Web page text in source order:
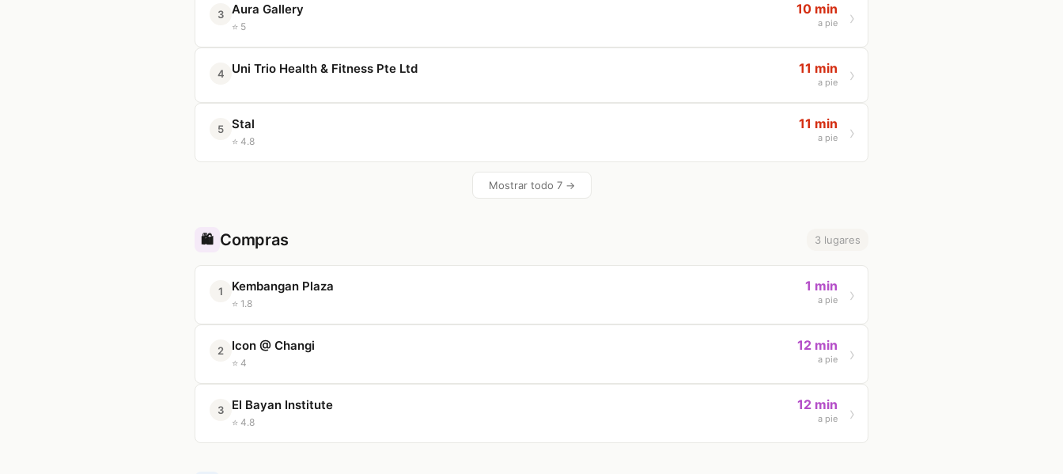
3 Aura Gallery
⭐ 5
10 min
a pie
4 Uni Trio Health & Fitness Pte Ltd 11 min
a pie
5 Stal
⭐ 4.8
11 min
a pie
Mostrar todo 7 →
🛍️ Compras 3 lugares
1 Kembangan Plaza
⭐ 1.8
1 min
a pie
2 Icon @ Changi
⭐ 4
12 min
a pie
3 El Bayan Institute
⭐ 4.8
12 min
a pie